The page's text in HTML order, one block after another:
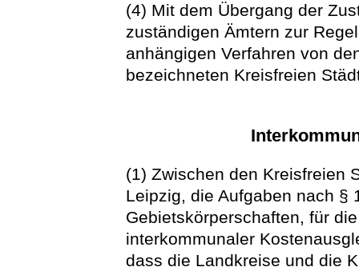
(4) Mit dem Übergang der
zuständigen Ämtern zur
anhängigen Verfahren von
bezeichneten Kreisfreien
(1) Zwischen den Kreisfreien
Leipzig, die Aufgaben nach §
Gebietskörperschaften, für
interkommunaler
dass die Landkreise und die